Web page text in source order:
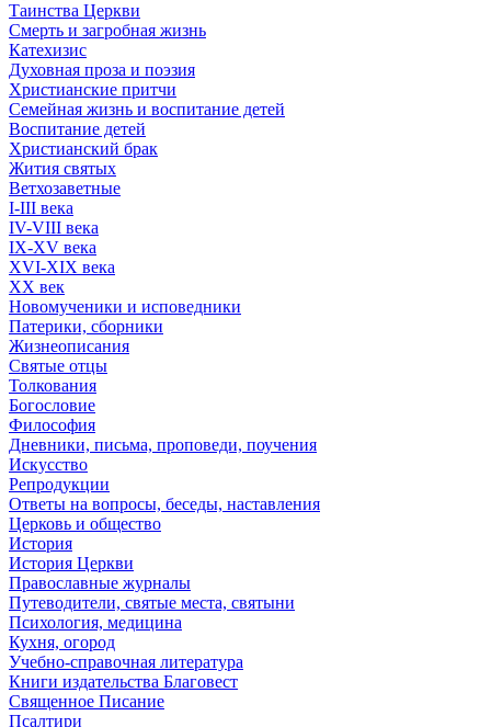
Таинства Церкви
Смерть и загробная жизнь
Катехизис
Духовная проза и поэзия
Христианские притчи
Семейная жизнь и воспитание детей
Воспитание детей
Христианский брак
Жития святых
Ветхозаветные
I-III века
IV-VIII века
IX-XV века
XVI-XIX века
XX век
Новомученики и исповедники
Патерики, сборники
Жизнеописания
Святые отцы
Толкования
Богословие
Философия
Дневники, письма, проповеди, поучения
Искусство
Репродукции
Ответы на вопросы, беседы, наставления
Церковь и общество
История
История Церкви
Православные журналы
Путеводители, святые места, святыни
Психология, медицина
Кухня, огород
Учебно-справочная литература
Книги издательства Благовест
Священное Писание
Псалтири